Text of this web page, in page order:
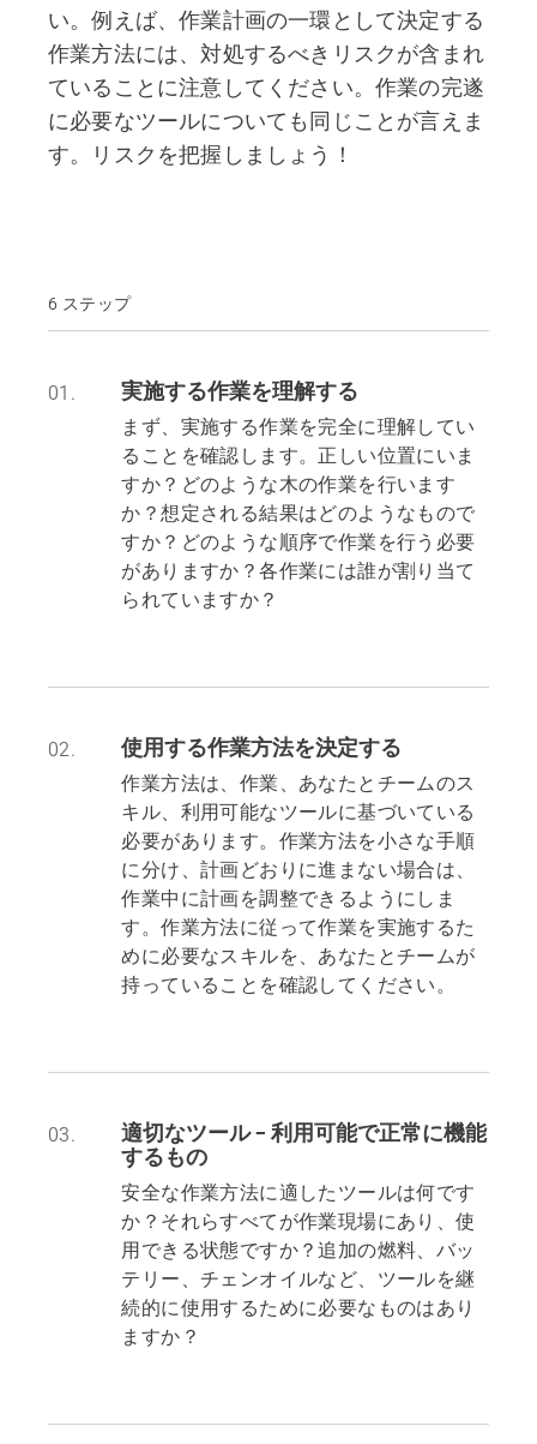
い。例えば、作業計画の一環として決定する
作業方法には、対処するべきリスクが含まれ
ていることに注意してください。作業の完遂
に必要なツールについても同じことが言えま
す。リスクを把握しましょう！
6 ステップ
01. 実施する作業を理解する
まず、実施する作業を完全に理解してい
ることを確認します。正しい位置にいま
すか？どのような木の作業を行います
か？想定される結果はどのようなもので
すか？どのような順序で作業を行う必要
がありますか？各作業には誰が割り当て
られていますか？
02. 使用する作業方法を決定する
作業方法は、作業、あなたとチームのス
キル、利用可能なツールに基づいている
必要があります。作業方法を小さな手順
に分け、計画どおりに進まない場合は、
作業中に計画を調整できるようにしま
す。作業方法に従って作業を実施するた
めに必要なスキルを、あなたとチームが
持っていることを確認してください。
03.
適切なツール – 利用可能で正常に機能
するもの
安全な作業方法に適したツールは何です
か？それらすべてが作業現場にあり、使
用できる状態ですか？追加の燃料、バッ
テリー、チェンオイルなど、ツールを継
続的に使用するために必要なものはあり
ますか？